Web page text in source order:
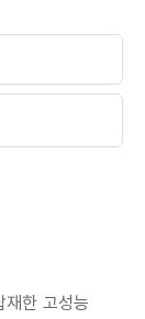
한 고성능